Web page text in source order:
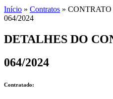
Início » Contratos »
064/2024
DETALHES DO
064/2024
Contratado: